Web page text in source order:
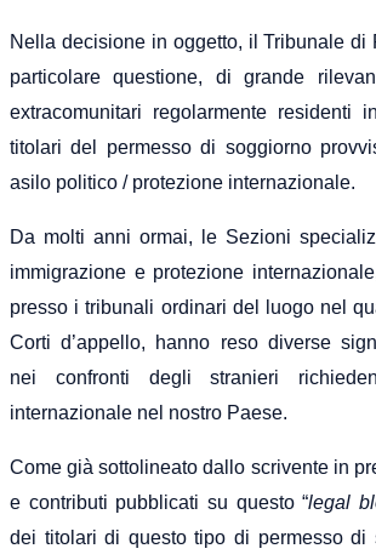
Nella decisione in oggetto, il Tribunale di
particolare questione, di grande
extracomunitari regolarmente residenti
titolari del permesso di soggiorno
asilo politico / protezione internazionale.
Da molti anni ormai, le Sezioni
immigrazione e protezione
presso i tribunali ordinari del luogo nel
Corti d’appello, hanno reso diverse
nei confronti degli stranieri
internazionale nel nostro Paese.
Come già sottolineato dallo scrivente in
e contributi pubblicati su questo “legal
dei titolari di questo tipo di permesso di